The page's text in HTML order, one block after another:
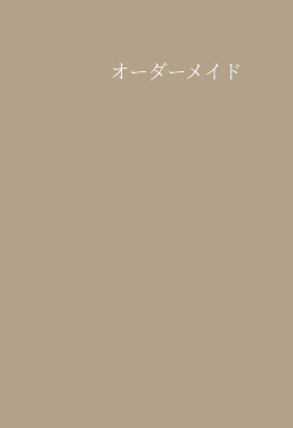
オーダーメイド